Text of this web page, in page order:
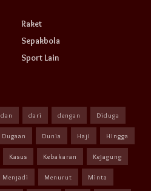
Raket
Sepakbola
Sport Lain
dan dari dengan Diduga
Dugaan Dunia Haji Hingga
Kasus Kebakaran Kejagung
Menjadi Menurut Minta